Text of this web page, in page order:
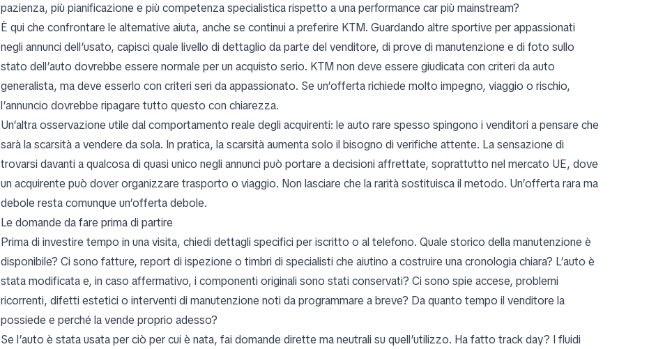
pazienza, più pianificazione e più competenza specialistica rispetto a una performance car più mainstream?
È qui che confrontare le alternative aiuta, anche se continui a preferire KTM. Guardando altre sportive per appassionati
negli annunci dell’usato, capisci quale livello di dettaglio da parte del venditore, di prove di manutenzione e di foto sullo
stato dell’auto dovrebbe essere normale per un acquisto serio. KTM non deve essere giudicata con criteri da auto
generalista, ma deve esserlo con criteri seri da appassionato. Se un’offerta richiede molto impegno, viaggio o rischio,
l’annuncio dovrebbe ripagare tutto questo con chiarezza.
Un’altra osservazione utile dal comportamento reale degli acquirenti: le auto rare spesso spingono i venditori a pensare che
sarà la scarsità a vendere da sola. In pratica, la scarsità aumenta solo il bisogno di verifiche attente. La sensazione di
trovarsi davanti a qualcosa di quasi unico negli annunci può portare a decisioni affrettate, soprattutto nel mercato UE, dove
un acquirente può dover organizzare trasporto o viaggio. Non lasciare che la rarità sostituisca il metodo. Un’offerta rara ma
debole resta comunque un’offerta debole.
Le domande da fare prima di partire
Prima di investire tempo in una visita, chiedi dettagli specifici per iscritto o al telefono. Quale storico della manutenzione è
disponibile? Ci sono fatture, report di ispezione o timbri di specialisti che aiutino a costruire una cronologia chiara? L’auto è
stata modificata e, in caso affermativo, i componenti originali sono stati conservati? Ci sono spie accese, problemi
ricorrenti, difetti estetici o interventi di manutenzione noti da programmare a breve? Da quanto tempo il venditore la
possiede e perché la vende proprio adesso?
Se l’auto è stata usata per ciò per cui è nata, fai domande dirette ma neutrali su quell’utilizzo. Ha fatto track day? I fluidi